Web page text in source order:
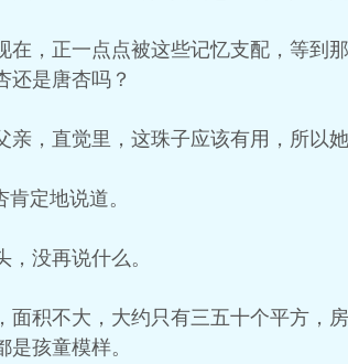
在，正一点点被这些记忆支配，等到
还是唐杏吗？
亲，直觉里，这珠子应该有用，所以
肯定地说道。
，没再说什么。
面积不大，大约只有三五十个平方，
是孩童模样。